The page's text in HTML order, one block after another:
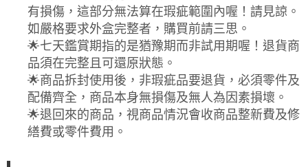
有損傷，這部分無法算在瑕疵範圍內喔！請見諒。
如嚴格要求外盒完整者，購買前請三思。
🌟七天鑑賞期指的是猶豫期而非試用期喔！退貨商
品須在完整且可還原狀態。
🌟商品拆封使用後，非瑕疵品要退貨，必須零件及
配備齊全，商品本身無損傷及無人為因素損壞。
🌟退回來的商品，視商品情況會收商品整新費及修
繕費或零件費用。